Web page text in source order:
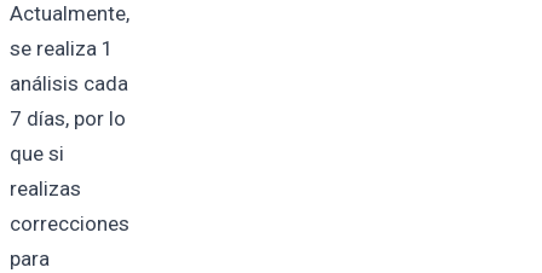
Actualmente,
se realiza 1
análisis cada
7 días, por lo
que si
realizas
correcciones
para